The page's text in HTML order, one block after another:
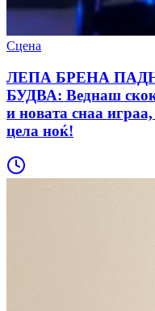
Сцена
ЛЕПА БРЕНА
БУДВА: Веднаш
и новата снаа
цела ноќ!